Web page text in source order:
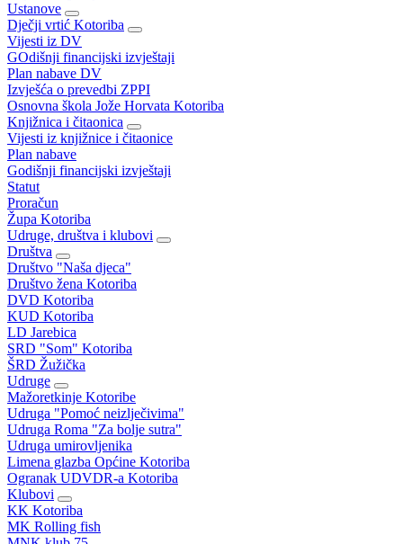
Ustanove
Dječji vrtić Kotoriba
Vijesti iz DV
GOdišnji financijski izvještaji
Plan nabave DV
Izvješća o prevedbi ZPPI
Osnovna škola Jože Horvata Kotoriba
Knjižnica i čitaonica
Vijesti iz knjižnice i čitaonice
Plan nabave
Godišnji financijski izvještaji
Statut
Proračun
Župa Kotoriba
Udruge, društva i klubovi
Društva
Društvo "Naša djeca"
Društvo žena Kotoriba
DVD Kotoriba
KUD Kotoriba
LD Jarebica
SRD "Som" Kotoriba
ŠRD Žužička
Udruge
Mažoretkinje Kotoribe
Udruga "Pomoć neizlječivima"
Udruga Roma "Za bolje sutra"
Udruga umirovljenika
Limena glazba Općine Kotoriba
Ogranak UDVDR-a Kotoriba
Klubovi
KK Kotoriba
MK Rolling fish